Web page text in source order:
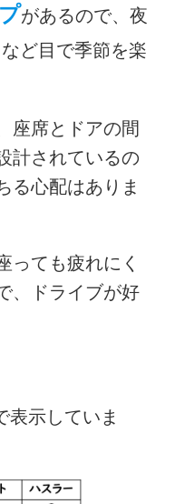
があるので、夜
ど目で季節を楽
座席とドアの間
計されているの
る心配はありま
っても疲れにく
、ドライブが好
示していま